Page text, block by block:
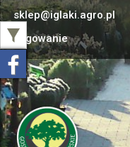
sklep@iglaki.agro.pl
Logowanie